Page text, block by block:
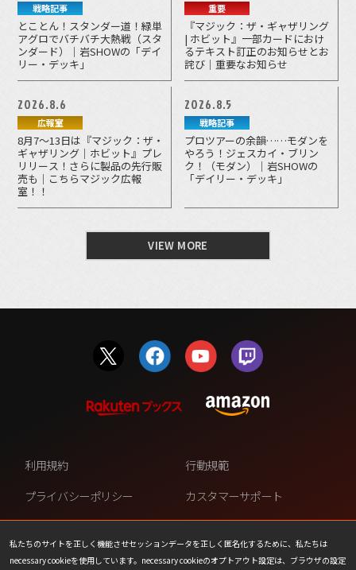
戦略記事
とことん！スタンダー道！緑単
アグロでバチバチ大熱戦（スタ
ンダード）｜岩SHOWの「デイ
リー・デッキ」
重要
『マジック：ザ・ギャザリング
| ホビット』一部カードにおけ
るテキスト訂正のお知らせとお
詫び｜重要なお知らせ
2026.8.6
広報室
8月7～13日は『マジック：ザ・
ギャザリング｜ホビット』プレ
リリース！さらに製品の先行販
売も｜こちらマジック広報
室！！
2026.8.5
戦略記事
プロツアーの余韻……モダンを
やろう！ジェスカイ・ブリン
ク！（モダン）｜岩SHOWの
「デイリー・デッキ」
VIEW MORE
私たちのサイトを正しく機能させセッションデータを正しく匿名化するために、私たちは
necessary cookieを使用しています。necessary cookieのオプトアウト設定は、ブラウザの設定
利用規約
行動規範
プライバシーポリシー
カスタマーサポート
ファンコンテンツ・ポリシー
個人情報の販売や共有を許可し
ない